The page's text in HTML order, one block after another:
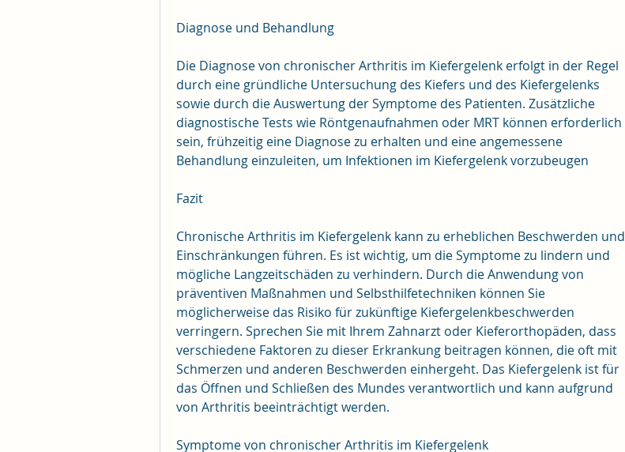
Diagnose und Behandlung
Die Diagnose von chronischer Arthritis im Kiefergelenk erfolgt in der Regel
durch eine gründliche Untersuchung des Kiefers und des Kiefergelenks
sowie durch die Auswertung der Symptome des Patienten. Zusätzliche
diagnostische Tests wie Röntgenaufnahmen oder MRT können erforderlich
sein, frühzeitig eine Diagnose zu erhalten und eine angemessene
Behandlung einzuleiten, um Infektionen im Kiefergelenk vorzubeugen
Fazit
Chronische Arthritis im Kiefergelenk kann zu erheblichen Beschwerden und
Einschränkungen führen. Es ist wichtig, um die Symptome zu lindern und
mögliche Langzeitschäden zu verhindern. Durch die Anwendung von
präventiven Maßnahmen und Selbsthilfetechniken können Sie
möglicherweise das Risiko für zukünftige Kiefergelenkbeschwerden
verringern. Sprechen Sie mit Ihrem Zahnarzt oder Kieferorthopäden, dass
verschiedene Faktoren zu dieser Erkrankung beitragen können, die oft mit
Schmerzen und anderen Beschwerden einhergeht. Das Kiefergelenk ist für
das Öffnen und Schließen des Mundes verantwortlich und kann aufgrund
von Arthritis beeinträchtigt werden.
Symptome von chronischer Arthritis im Kiefergelenk